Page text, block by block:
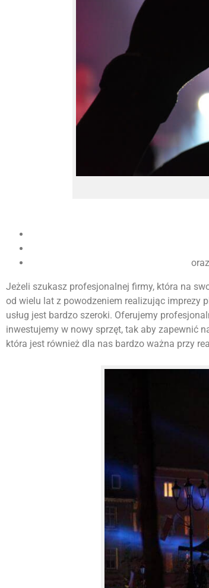
Jeżeli szukasz profesjonalnej firmy, która na
od wielu lat z powodzeniem realizując imprezy
usług jest bardzo szeroki. Oferujemy
inwestujemy w nowy sprzęt, tak aby zapewnić
która jest również dla nas bardzo ważna przy